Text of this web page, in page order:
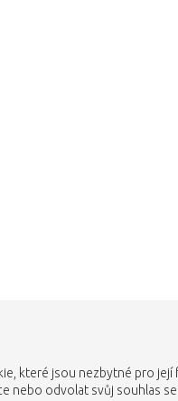
které jsou nezbytné pro její
nebo odvolat svůj souhlas